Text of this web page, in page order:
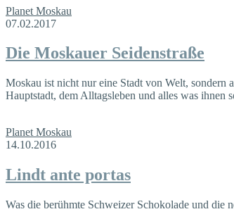
Planet Moskau
07.02.2017
Die Moskauer Seidenstraße
Moskau ist nicht nur eine Stadt von Welt, sondern
Hauptstadt, dem Alltagsleben und alles was ihnen
Planet Moskau
14.10.2016
Lindt ante portas
Was die berühmte Schweizer Schokolade und